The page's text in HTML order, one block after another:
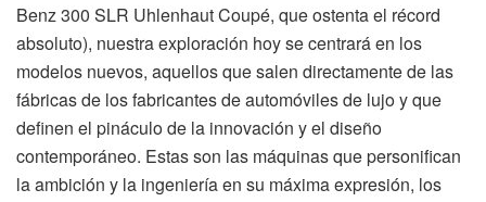
Benz 300 SLR Uhlenhaut Coupé, que ostenta el récord
absoluto), nuestra exploración hoy se centrará en los
modelos nuevos, aquellos que salen directamente de las
fábricas de los fabricantes de automóviles de lujo y que
definen el pináculo de la innovación y el diseño
contemporáneo. Estas son las máquinas que personifican
la ambición y la ingeniería en su máxima expresión, los